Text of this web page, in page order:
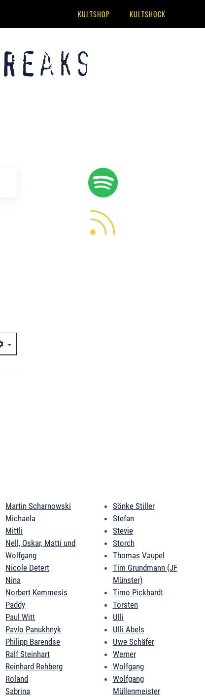
KULTSHOP KULTSHOCK
Martin Scharnowski
Michaela
Mittli
Nell, Oskar, Matti und
Wolfgang
Nicole Detert
Nina
Norbert Kemmesis
Paddy
Paul Witt
Pavlo Panukhnyk
Philipp Barendse
Ralf Steinhart
Reinhard Rehberg
Roland
Sabrina
Sönke Stiller
Stefan
Stevie
Storch
Thomas Vaupel
Tim Grundmann (JF
Münster)
Timo Pickhardt
Torsten
Ulli
Ulli Abels
Uwe Schäfer
Werner
Wolfgang
Wolfgang
Müllenmeister